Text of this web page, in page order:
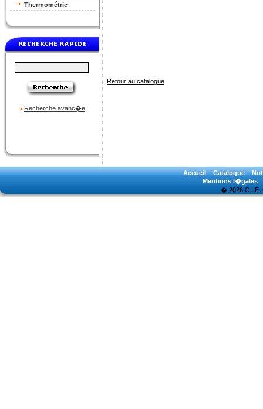
Thermométrie
Recherche avanc�e
Retour au catalogue
Accueil Catalogue
Mentions l�gales
� 2026 C.I.E.